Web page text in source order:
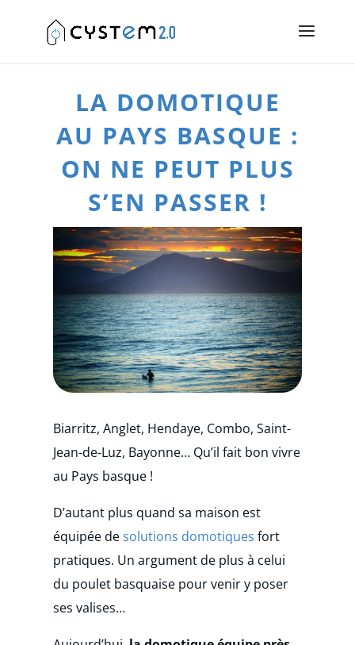
LA DOMOTIQUE
AU PAYS BASQUE :
ON NE PEUT PLUS
S’EN PASSER !
Biarritz, Anglet, Hendaye, Combo, Saint-
Jean-de-Luz, Bayonne… Qu’il fait bon vivre
au Pays basque !
D’autant plus quand sa maison est
équipée desolutions domotiques fort
pratiques. Un argument de plus à celui
du poulet basquaise pour venir y poser
ses valises…